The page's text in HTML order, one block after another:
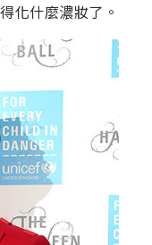
化什麼濃妝了。